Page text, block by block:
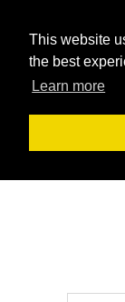
This website
the best
Learn more